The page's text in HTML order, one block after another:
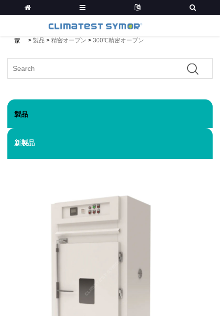
家 > 製品 > 精密オーブン > 300℃精密オーブン
製品
新製品